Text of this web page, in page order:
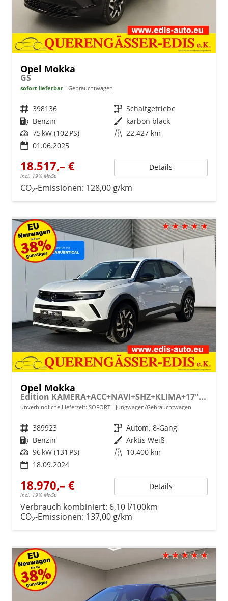
Opel Mokka
GS
sofort lieferbar Gebrauchtwagen
Fahrzeugnr. 398136 Getriebe Schaltgetriebe
Kraftstoff Benzin Außenfarbe karbon black
Leistung 75 kW (102 PS) Kilometerstand 22.427 km
01.06.2025
18.517,– €
incl. 19% MwSt.
Details
CO2-Emissionen: 128,00 g/km
Opel Mokka
Edition KAMERA+ACC+NAVI+SHZ+KLIMA+17"ALU+LED
unverbindliche Lieferzeit: SOFORT Jungwagen/Gebrauchtwagen
Fahrzeugnr. 389923 Getriebe Autom. 8-Gang
Kraftstoff Benzin Außenfarbe Arktis Weiß
Leistung 96 kW (131 PS) Kilometerstand 10.400 km
18.09.2024
18.970,– €
incl. 19% MwSt.
Details
Verbrauch kombiniert: 6,10 l/100km
CO2-Emissionen: 137,00 g/km